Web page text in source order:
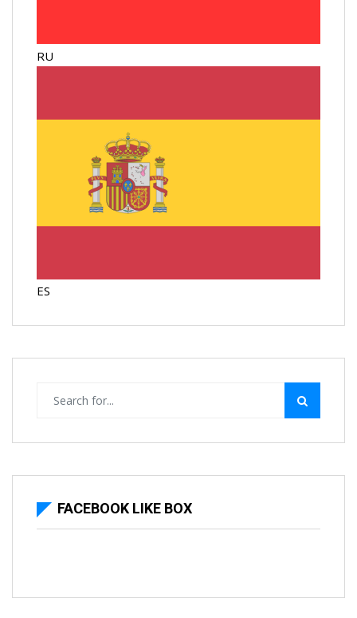
RU
ES
FACEBOOK LIKE BOX